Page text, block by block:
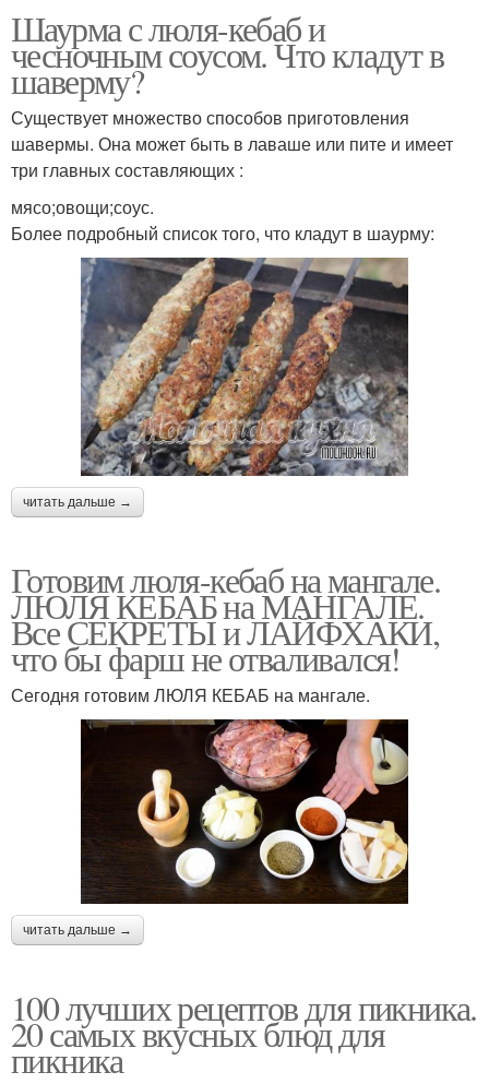
Шаурма с люля-кебаб и
чесночным соусом. Что кладут в
шаверму?
Существует множество способов приготовления
шавермы. Она может быть в лаваше или пите и имеет
три главных составляющих :
мясо;овощи;соус.
Более подробный список того, что кладут в шаурму:
читать дальше →
Готовим люля-кебаб на мангале.
ЛЮЛЯ КЕБАБ на МАНГАЛЕ.
Все СЕКРЕТЫ и ЛАЙФХАКИ,
что бы фарш не отваливался!
Сегодня готовим ЛЮЛЯ КЕБАБ на мангале.
читать дальше →
100 лучших рецептов для пикника.
20 самых вкусных блюд для
пикника